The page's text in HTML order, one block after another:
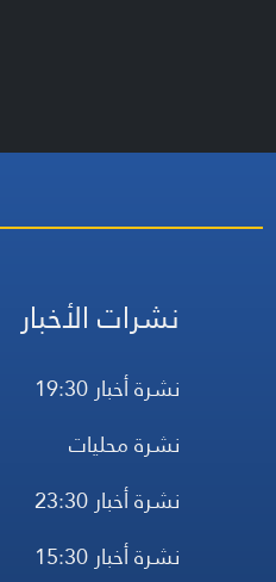
نشرات الأخبار
نشرة أخبار 19:30
نشرة محليات
نشرة أخبار 23:30
نشرة أخبار 15:30